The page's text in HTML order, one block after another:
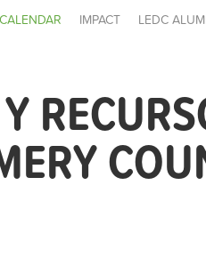
CALENDAR IMPACT
LEDC